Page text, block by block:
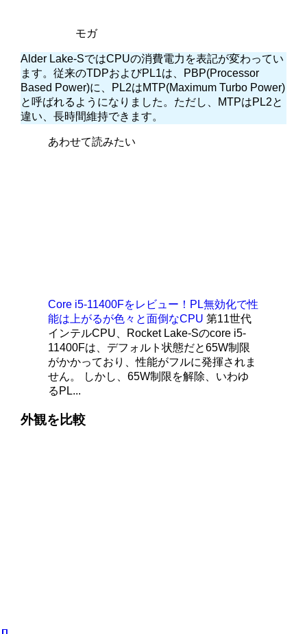
モガ
Alder Lake-SではCPUの消費電力を表記が変わってい
ます。従来のTDPおよびPL1は、PBP(Processor
Based Power)に、PL2はMTP(Maximum Turbo Power)
と呼ばれるようになりました。ただし、MTPはPL2と
違い、長時間維持できます。
あわせて読みたい
Core i5-11400Fをレビュー！PL無効化で性
能は上がるが色々と面倒なCPU 第11世代
インテルCPU、Rocket Lake-Sのcore i5-
11400Fは、デフォルト状態だと65W制限
がかかっており、性能がフルに発揮されま
せん。 しかし、65W制限を解除、いわゆ
るPL...
外観を比較